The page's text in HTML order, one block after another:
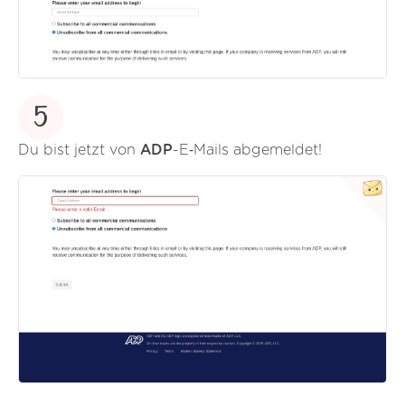
5
Du bist jetzt von ADP-E‑Mails abgemeldet!